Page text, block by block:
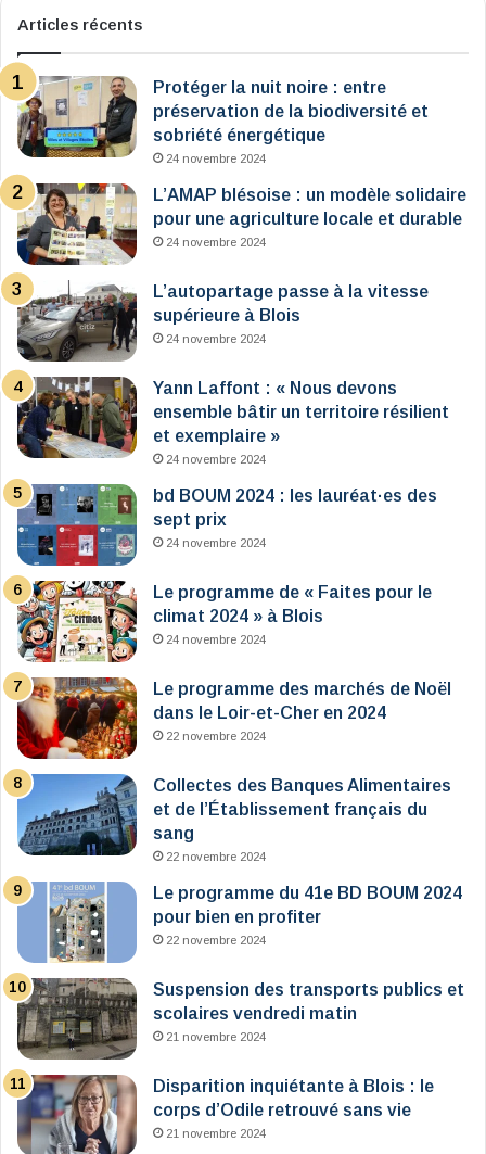
Articles récents
Protéger la nuit noire : entre
préservation de la biodiversité et
sobriété énergétique
24 novembre 2024
L’AMAP blésoise : un modèle solidaire
pour une agriculture locale et durable
24 novembre 2024
L’autopartage passe à la vitesse
supérieure à Blois
24 novembre 2024
Yann Laffont : « Nous devons
ensemble bâtir un territoire résilient
et exemplaire »
24 novembre 2024
bd BOUM 2024 : les lauréat·es des
sept prix
24 novembre 2024
Le programme de « Faites pour le
climat 2024 » à Blois
24 novembre 2024
Le programme des marchés de Noël
dans le Loir-et-Cher en 2024
22 novembre 2024
Collectes des Banques Alimentaires
et de l’Établissement français du
sang
22 novembre 2024
Le programme du 41e BD BOUM 2024
pour bien en profiter
22 novembre 2024
Suspension des transports publics et
scolaires vendredi matin
21 novembre 2024
Disparition inquiétante à Blois : le
corps d’Odile retrouvé sans vie
21 novembre 2024